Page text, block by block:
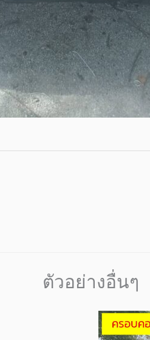
ตัวอย่างอื่นๆ